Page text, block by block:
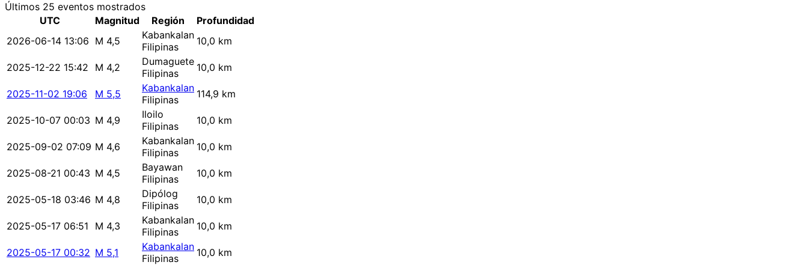
Últimos 25 eventos mostrados
UTC
Magnitud Región
Profundidad
2026-06-14 13:06 M 4,5
Kabankalan
Filipinas
10,0 km
2025-12-22 15:42 M 4,2
Dumaguete
Filipinas
10,0 km
2025-11-02 19:06 M 5,5
Kabankalan
Filipinas
114,9 km
2025-10-07 00:03 M 4,9
Iloilo
Filipinas
10,0 km
2025-09-02 07:09 M 4,6
Kabankalan
Filipinas
10,0 km
2025-08-21 00:43 M 4,5
Bayawan
Filipinas
10,0 km
2025-05-18 03:46 M 4,8
Dipólog
Filipinas
10,0 km
2025-05-17 06:51 M 4,3
Kabankalan
Filipinas
10,0 km
2025-05-17 00:32 M 5,1
Kabankalan
Filipinas
10,0 km